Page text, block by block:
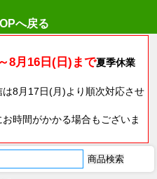
へ戻る
8月16日(日)まで夏季休業
8月17日(月)より順次対応させ
時間がかかる場合もございま